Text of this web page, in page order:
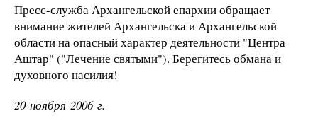
Пресс-служба Архангельской епархии обращает
внимание жителей Архангельска и Архангельской
области на опасный характер деятельности "Центра
Аштар" ("Лечение святыми"). Берегитесь обмана и
духовного насилия!
20 ноября 2006 г.